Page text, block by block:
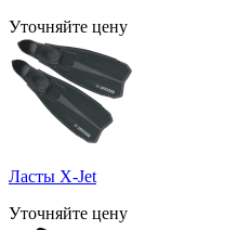
Уточняйте цену
Ласты X-Jet
Уточняйте цену